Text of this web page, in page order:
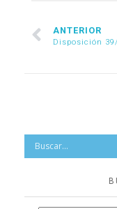
ANTERIOR
Disposición